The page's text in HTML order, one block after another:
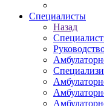
Специалисты
Назад